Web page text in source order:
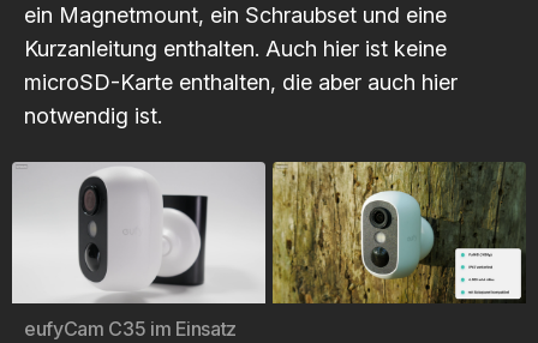
ein Magnetmount, ein Schraubset und eine
Kurzanleitung enthalten. Auch hier ist keine
microSD-Karte enthalten, die aber auch hier
notwendig ist.
eufyCam C35 im Einsatz